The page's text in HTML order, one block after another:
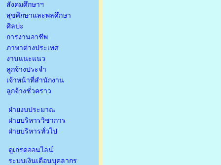
สังคมศึกษาฯ
สุขศึกษาและพลศึกษา
ศิลปะ
การงานอาชีพ
ภาษาต่างประเทศ
งานแนะแนว
ลูกจ้างประจำ
เจ้าหน้าที่สำนักงาน
ลูกจ้างชั่วคราว
ฝ่ายงบประมาณ
ฝ่ายบริหารวิชาการ
ฝ่ายบริหารทั่วไป
ดูเกรดออนไลน์
ระบบเงินเดือนบุคลากร